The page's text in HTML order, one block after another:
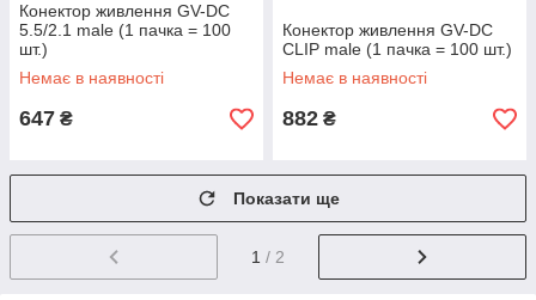
Конектор живлення GV-DC
5.5/2.1 male (1 пачка = 100
шт.)
Немає в наявності
647 ₴
Конектор живлення GV-DC
CLIP male (1 пачка = 100 шт.)
Немає в наявності
882 ₴
Показати ще
1 / 2